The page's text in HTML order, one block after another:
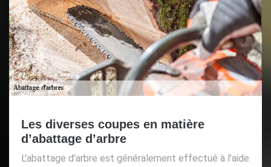
Les diverses coupes en matière
d’abattage d’arbre
L’abattage d’arbre est généralement effectué à l’aide